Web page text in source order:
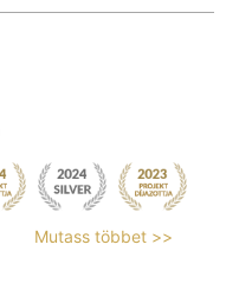
Mutass többet >>